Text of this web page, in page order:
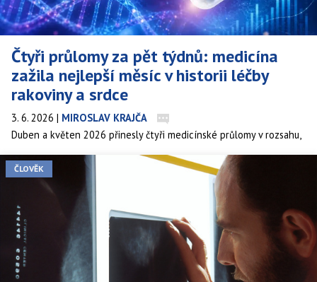
Čtyři průlomy za pět týdnů: medicína
zažila nejlepší měsíc v historii léčby
rakoviny a srdce
3. 6. 2026 | MIROSLAV KRAJČA
Duben a květen 2026 přinesly čtyři medicínské průlomy v rozsahu,
jaký se za pět týdnů nestává. Jeden lék zdvojnásobil přežití u
rakoviny slinivky. Jiný s jednou injekcí natrvalo snižuje cholesterol.
Retatrutid topí tuk způsobem, který překonává chirurgii. A AI
model z Mayo Clinic zachytil rakovinu slinivky tři roky před
diagnózou. Nejde o spekulace – jde o výsledky fáze 3.
ČLOVĚK